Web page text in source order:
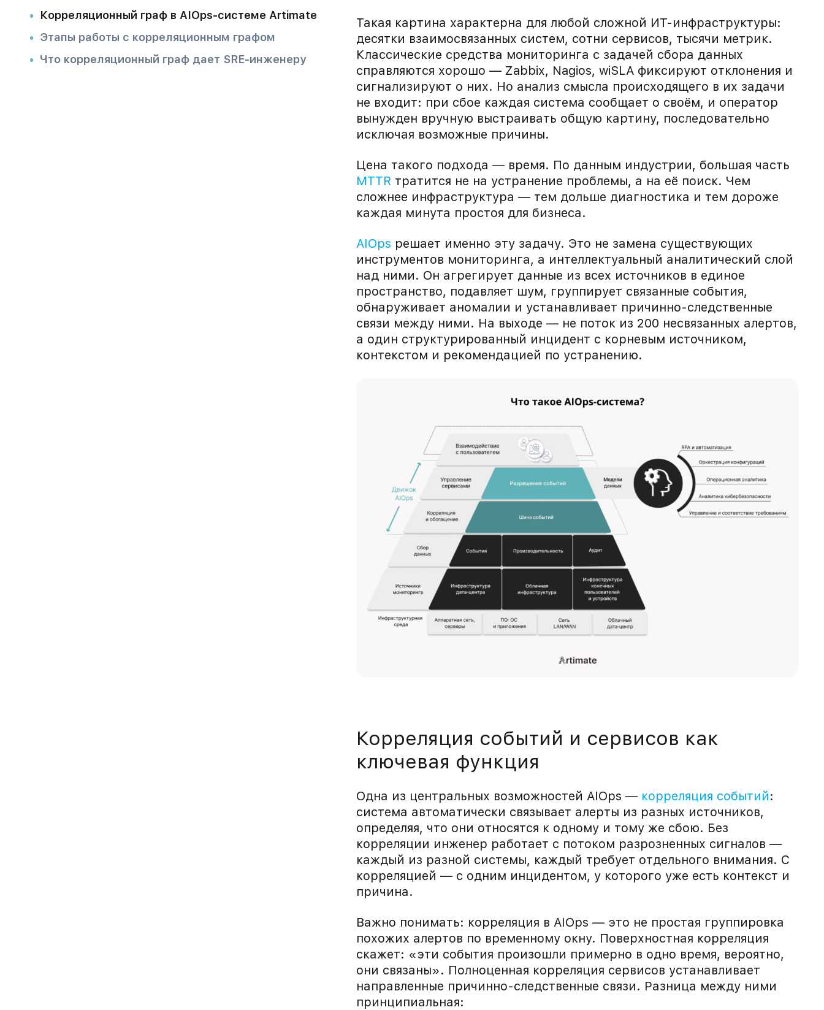
Корреляционный граф в AIOps-системе Artimate
Этапы работы с корреляционным графом
Что корреляционный граф дает SRE-инженеру
Такая картина характерна для любой сложной ИТ-инфраструктуры:
десятки взаимосвязанных систем, сотни сервисов, тысячи метрик.
Классические средства мониторинга с задачей сбора данных
справляются хорошо — Zabbix, Nagios, wiSLA фиксируют отклонения и
сигнализируют о них. Но анализ смысла происходящего в их задачи
не входит: при сбое каждая система сообщает о своём, и оператор
вынужден вручную выстраивать общую картину, последовательно
исключая возможные причины.
Цена такого подхода — время. По данным индустрии, большая часть
MTTR тратится не на устранение проблемы, а на её поиск. Чем
сложнее инфраструктура — тем дольше диагностика и тем дороже
каждая минута простоя для бизнеса.
AIOps решает именно эту задачу. Это не замена существующих
инструментов мониторинга, а интеллектуальный аналитический слой
над ними. Он агрегирует данные из всех источников в единое
пространство, подавляет шум, группирует связанные события,
обнаруживает аномалии и устанавливает причинно-следственные
связи между ними. На выходе — не поток из 200 несвязанных алертов,
а один структурированный инцидент с корневым источником,
контекстом и рекомендацией по устранению.
Корреляция событий и сервисов как
ключевая функция
Одна из центральных возможностей AIOps — корреляция событий:
система автоматически связывает алерты из разных источников,
определяя, что они относятся к одному и тому же сбою. Без
корреляции инженер работает с потоком разрозненных сигналов —
каждый из разной системы, каждый требует отдельного внимания. С
корреляцией — с одним инцидентом, у которого уже есть контекст и
причина.
Важно понимать: корреляция в AIOps — это не простая группировка
похожих алертов по временному окну. Поверхностная корреляция
скажет: «эти события произошли примерно в одно время, вероятно,
они связаны». Полноценная корреляция сервисов устанавливает
направленные причинно-следственные связи. Разница между ними
принципиальная: